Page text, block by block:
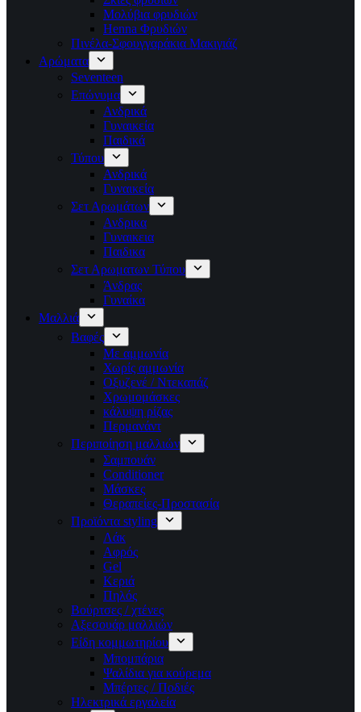
Μολύβια φρυδιών
Henna Φρυδιών
Πινέλα-Σφουγγαράκια Μακιγιάζ
Αρώματα
Seventeen
Επώνυμα
Ανδρικά
Γυναικεία
Παιδικά
Τύπου
Ανδρικά
Γυναικεία
Σετ Αρωμάτων
Ανδρικα
Γυναικεια
Παιδικα
Σετ Αρωματων Τύπου
Άνδρας
Γυναίκα
Μαλλιά
Βαφές
Με αμμωνία
Χωρίς αμμωνία
Οξυζενέ / Ντεκαπάζ
Χρωμομάσκες
κάλυψη ρίζας
Περμανάντ
Περιποίηση μαλλιών
Σαμπουάν
Conditioner
Μάσκες
Θεραπείες-Προστασία
Προϊόντα styling
Λάκ
Αφρός
Gel
Κεριά
Πηλός
Βούρτσες / χτένες
Αξεσουάρ μαλλιών
Είδη κομμωτηρίου
Μπομπάρια
Ψαλίδια για κούρεμα
Μπέρτες / Ποδιές
Ηλεκτρικά εργαλεία